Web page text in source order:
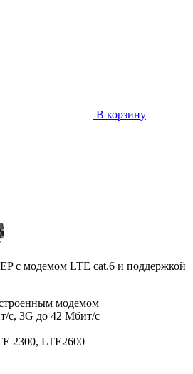
В корзину
с модемом LTE cat.6 и поддержкой
модемом
с, 3G до 42 Мбит/с
2300, LTE2600